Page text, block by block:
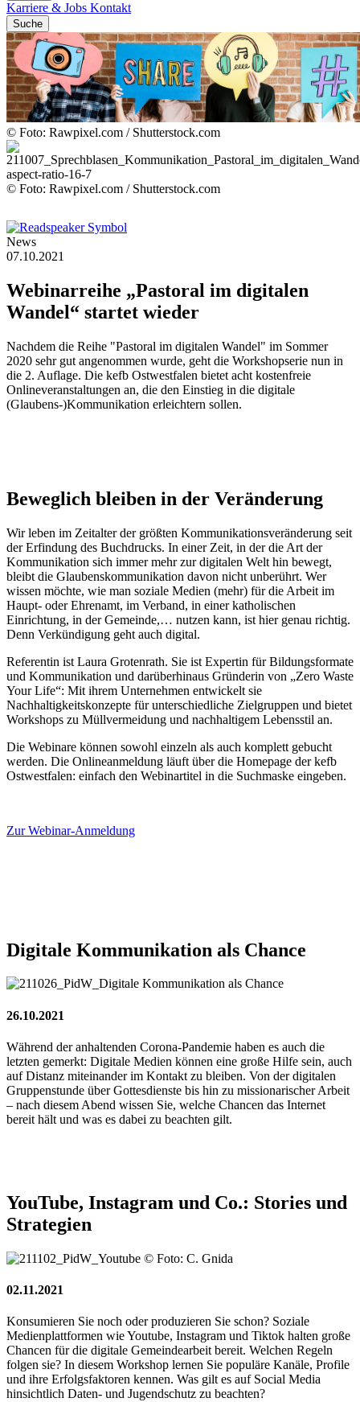
Karriere & Jobs Kontakt
Suche
© Foto: Rawpixel.com / Shutterstock.com
© Foto: Rawpixel.com / Shutterstock.com
News
07.10.2021
Webinarreihe „Pastoral im digitalen
Wandel“ startet wieder
Nachdem die Reihe "Pastoral im digitalen Wandel" im Sommer
2020 sehr gut angenommen wurde, geht die Workshopserie nun in
die 2. Auflage. Die kefb Ostwestfalen bietet acht kostenfreie
Onlineveranstaltungen an, die den Einstieg in die digitale
(Glaubens-)Kommunikation erleichtern sollen.
Beweglich bleiben in der Veränderung
Wir leben im Zeitalter der größten Kommunikationsveränderung seit
der Erfindung des Buchdrucks. In einer Zeit, in der die Art der
Kommunikation sich immer mehr zur digitalen Welt hin bewegt,
bleibt die Glaubenskommunikation davon nicht unberührt. Wer
wissen möchte, wie man soziale Medien (mehr) für die Arbeit im
Haupt- oder Ehrenamt, im Verband, in einer katholischen
Einrichtung, in der Gemeinde,… nutzen kann, ist hier genau richtig.
Denn Verkündigung geht auch digital.
Referentin ist Laura Grotenrath. Sie ist Expertin für Bildungsformate
und Kommunikation und darüberhinaus Gründerin von „Zero Waste
Your Life“: Mit ihrem Unternehmen entwickelt sie
Nachhaltigkeitskonzepte für unterschiedliche Zielgruppen und bietet
Workshops zu Müllvermeidung und nachhaltigem Lebensstil an.
Die Webinare können sowohl einzeln als auch komplett gebucht
werden. Die Onlineanmeldung läuft über die Homepage der kefb
Ostwestfalen: einfach den Webinartitel in die Suchmaske eingeben.
Zur Webinar-Anmeldung
Digitale Kommunikation als Chance
26.10.2021
Während der anhaltenden Corona-Pandemie haben es auch die
letzten gemerkt: Digitale Medien können eine große Hilfe sein, auch
auf Distanz miteinander im Kontakt zu bleiben. Von der digitalen
Gruppenstunde über Gottesdienste bis hin zu missionarischer Arbeit
– nach diesem Abend wissen Sie, welche Chancen das Internet
bereit hält und was es dabei zu beachten gilt.
YouTube, Instagram und Co.: Stories und
Strategien
© Foto: C. Gnida
02.11.2021
Konsumieren Sie noch oder produzieren Sie schon? Soziale
Medienplattformen wie Youtube, Instagram und Tiktok halten große
Chancen für die digitale Gemeindearbeit bereit. Welchen Regeln
folgen sie? In diesem Workshop lernen Sie populäre Kanäle, Profile
und ihre Erfolgsfaktoren kennen. Was gilt es auf Social Media
hinsichtlich Daten- und Jugendschutz zu beachten?